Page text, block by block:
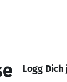
Logg